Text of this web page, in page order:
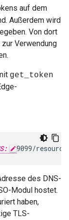
auf dem
Außerdem wird
Von dort
Verwendung
get_token
9099/
des DNS-
Modul hostet.
haben,
TLS-